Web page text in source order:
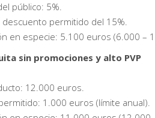
público: 5%.
descuento permitido del 15%.
en especie: 5.100 euros (6.000 –
sin promociones y alto PVP
12.000 euros.
1.000 euros (límite anual).